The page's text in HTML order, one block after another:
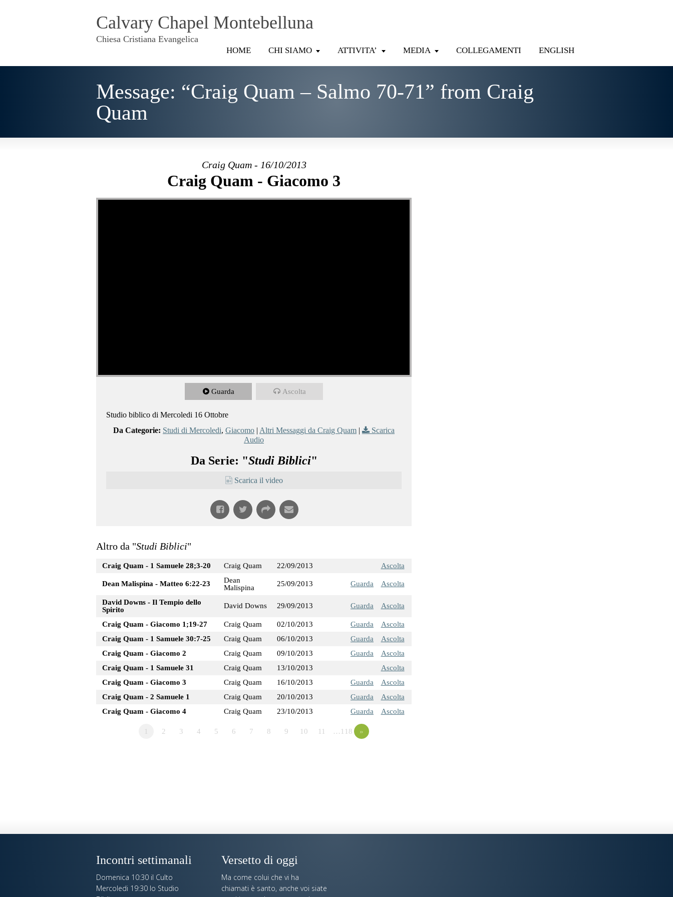
Calvary Chapel Montebelluna
Chiesa Cristiana Evangelica
HOME CHI SIAMO ATTIVITA’ MEDIA COLLEGAMENTI ENGLISH
Message: “Craig Quam – Salmo 70-71” from Craig
Quam
Craig Quam - 16/10/2013
Craig Quam - Giacomo 3
Guarda Ascolta
Studio biblico di Mercoledi 16 Ottobre
Da Categorie: Studi di Mercoledi, Giacomo | Altri Messaggi da Craig Quam |
Scarica
Audio
Da Serie: "Studi Biblici"
Scarica il video
Altro da "Studi Biblici"
Craig Quam - 1 Samuele 28;3-20 Craig Quam 22/09/2013 Ascolta
Dean Malispina - Matteo 6:22-23
Dean
Malispina
25/09/2013 Guarda Ascolta
David Downs - Il Tempio dello
Spirito
David Downs 29/09/2013 Guarda Ascolta
Craig Quam - Giacomo 1;19-27 Craig Quam 02/10/2013 Guarda
Ascolta
Craig Quam - 1 Samuele 30:7-25
Craig Quam 06/10/2013 Guarda
Ascolta
Craig Quam - Giacomo 2
Craig Quam 09/10/2013 Guarda
Ascolta
Craig Quam - 1 Samuele 31
Craig Quam 13/10/2013
Ascolta
Craig Quam - Giacomo 3
Craig Quam 16/10/2013 Guarda
Ascolta
Craig Quam - 2 Samuele 1
Craig Quam 20/10/2013 Guarda
Ascolta
Craig Quam - Giacomo 4
Craig Quam 23/10/2013 Guarda Ascolta
2 3 4 5 6 7 8 9 10 11 …118 »
Incontri settimanali
Domenica 10:30 il Culto
Mercoledi 19:30 lo Studio
Versetto di oggi
Ma come colui che vi ha
chiamati è santo, anche voi siate